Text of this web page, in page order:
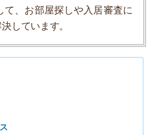
て、お部屋探しや入居審査に
しています。